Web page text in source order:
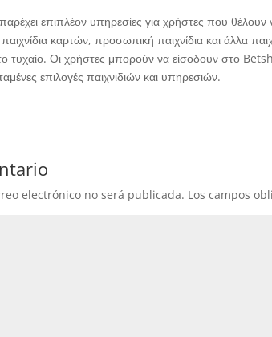
επιπλέον υπηρεσίες για χρήστες που
καρτών, προσωπική παιχνίδια και άλλα
τυχαίο. Οι χρήστες μπορούν να είσοδουν στο
επιλογές παιχνιδιών και υπηρεσιών.
electrónico no será publicada. Los campos